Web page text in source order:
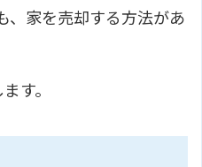
、家を売却する方法があ
す。